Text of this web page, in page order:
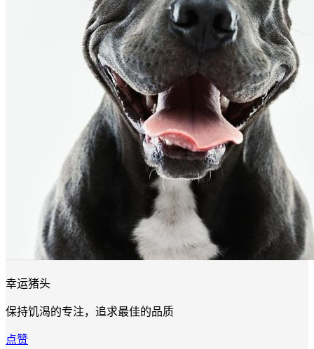
幸运猪头
保持饥渴的专注，追求最佳的品质
点赞